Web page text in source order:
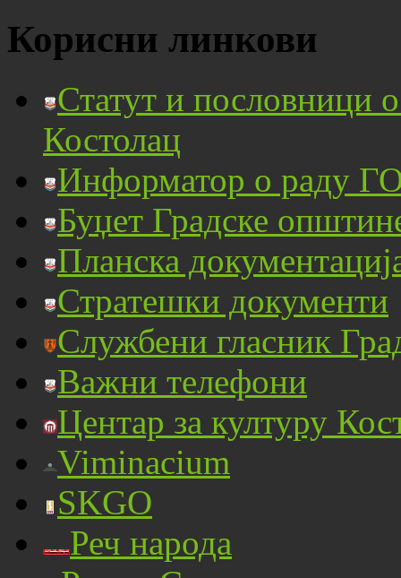
Корисни линкови
Статут и пословници
Костолац
Информатор о раду
Буџет Градске
Планска
Стратешки документи
Службени гласник
Важни телефони
Центар за културу
Viminacium
SKGO
Реч народа